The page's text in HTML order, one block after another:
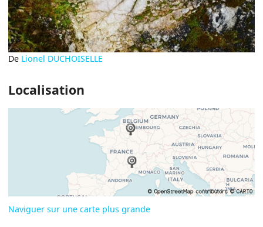
De Lionel DUCHOISELLE
Localisation
Naviguer sur une carte plus grande